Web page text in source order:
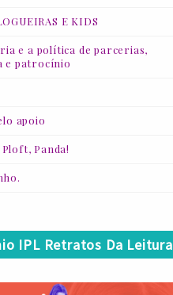
E KIDS
e a política de parcerias,
e patrocínio
apoio
Panda!
IPL Retratos Da Leitura